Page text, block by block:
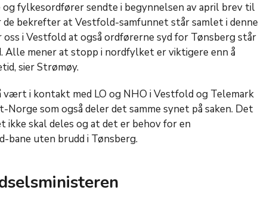
fylkesordfører sendte i begynnelsen av april brev til
de bekrefter at Vestfold-samfunnet står samlet i denne
i Vestfold at også ordførerne syd for Tønsberg står
Alle mener at stopp i nordfylket er viktigere enn å
sier Strømøy.
vært i kontakt med LO og NHO i Vestfold og Telemark
som også deler det samme synet på saken. Det
ikke skal deles og at det er behov for en
bane uten brudd i Tønsberg.